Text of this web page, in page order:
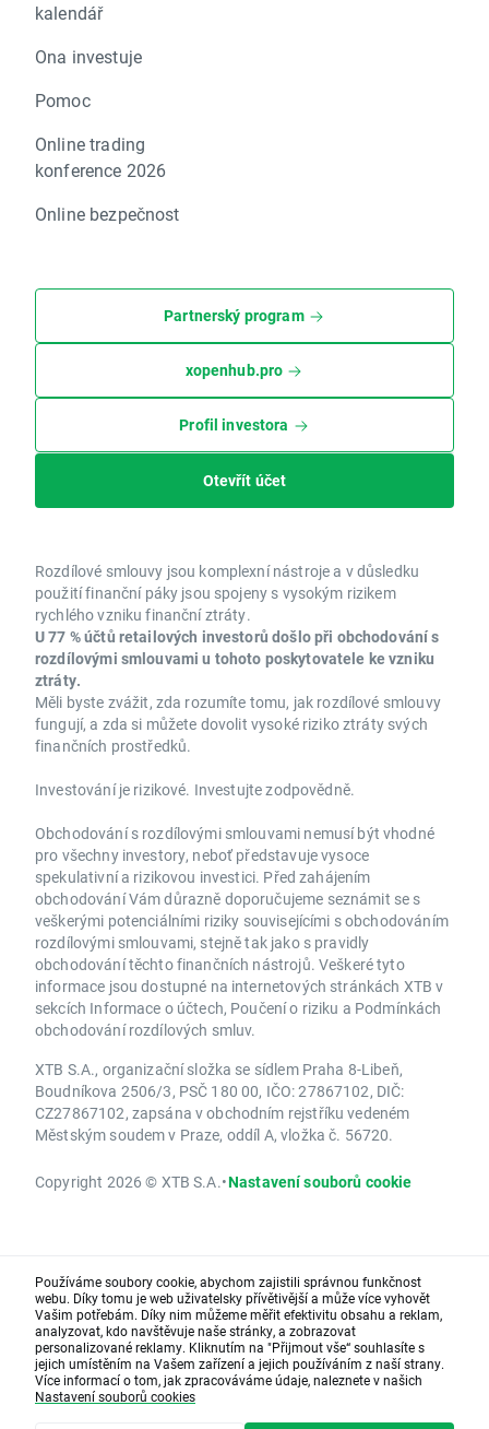
kalendář
Ona investuje
Pomoc
Online trading
konference 2026
Online bezpečnost
Partnerský program
xopenhub.pro
Profil investora
Otevřít účet
Rozdílové smlouvy jsou komplexní nástroje a v důsledku
použití finanční páky jsou spojeny s vysokým rizikem
rychlého vzniku finanční ztráty.
U 77 % účtů retailových investorů došlo při obchodování s
rozdílovými smlouvami u tohoto poskytovatele ke vzniku
ztráty.
Měli byste zvážit, zda rozumíte tomu, jak rozdílové smlouvy
fungují, a zda si můžete dovolit vysoké riziko ztráty svých
finančních prostředků.
Investování je rizikové. Investujte zodpovědně.
Obchodování s rozdílovými smlouvami nemusí být vhodné
pro všechny investory, neboť představuje vysoce
spekulativní a rizikovou investici. Před zahájením
obchodování Vám důrazně doporučujeme seznámit se s
veškerými potenciálními riziky souvisejícími s obchodováním
rozdílovými smlouvami, stejně tak jako s pravidly
obchodování těchto finančních nástrojů. Veškeré tyto
informace jsou dostupné na internetových stránkách XTB v
sekcích Informace o účtech, Poučení o riziku a Podmínkách
obchodování rozdílových smluv.
XTB S.A., organizační složka se sídlem Praha 8-Libeň,
Boudníkova 2506/3, PSČ 180 00, IČO: 27867102, DIČ:
CZ27867102, zapsána v obchodním rejstříku vedeném
Městským soudem v Praze, oddíl A, vložka č. 56720.
Copyright 2026 © XTB S.A.•Nastavení souborů cookie
Používáme soubory cookie, abychom zajistili správnou funkčnost
webu. Díky tomu je web uživatelsky přívětivější a může více vyhovět
Vašim potřebám. Díky nim můžeme měřit efektivitu obsahu a reklam,
analyzovat, kdo navštěvuje naše stránky, a zobrazovat
personalizované reklamy. Kliknutím na "Přijmout vše“ souhlasíte s
jejich umístěním na Vašem zařízení a jejich používáním z naší strany.
Více informací o tom, jak zpracováváme údaje, naleznete v našich
Nastavení souborů cookies